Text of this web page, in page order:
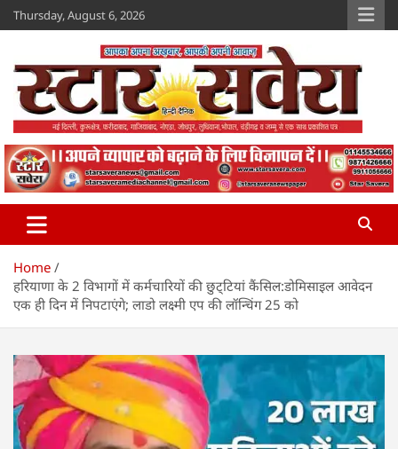
Skip
to
Thursday, August 6, 2026
Star Savera
www.starsavera.com
Home
हरियाणा के 2 विभागों में कर्मचारियों की छुट्‌टियां कैंसिल:डोमिसाइल आवेदन
एक ही दिन में निपटाएंगे; लाडो लक्ष्मी एप की लॉन्चिंग 25 को